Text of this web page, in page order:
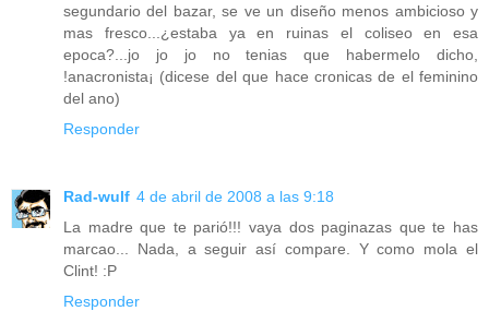
segundario del bazar, se ve un diseño menos ambicioso y
mas fresco...¿estaba ya en ruinas el coliseo en esa
epoca?...jo jo jo no tenias que habermelo dicho,
!anacronista¡ (dicese del que hace cronicas de el feminino
del ano)
Responder
Rad-wulf 4 de abril de 2008 a las 9:18
La madre que te parió!!! vaya dos paginazas que te has
marcao... Nada, a seguir así compare. Y como mola el
Clint! :P
Responder